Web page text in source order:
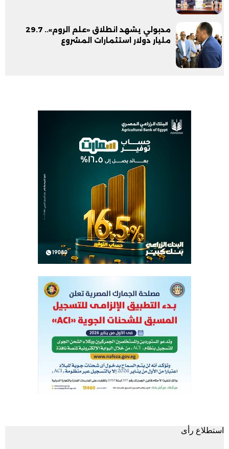
مدبولي يشهد انطلاق «علم الروم».. 29.7
مليار دولار استثمارات المشروع
استطلاع رأى